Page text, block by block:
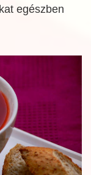
egészben